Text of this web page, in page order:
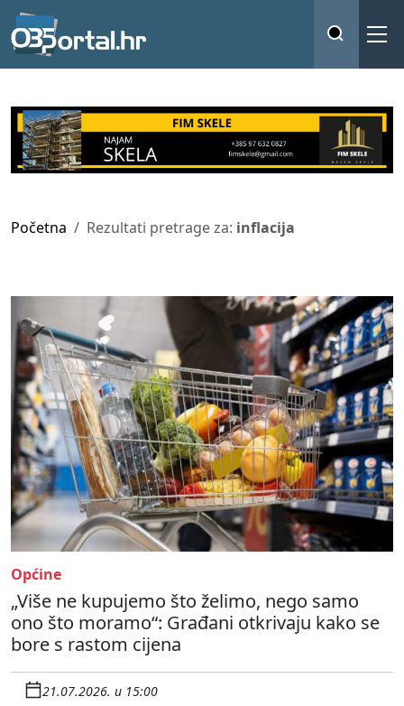
Početna Rezultati pretrage za: inflacija
Općine
„Više ne kupujemo što želimo, nego samo
ono što moramo“: Građani otkrivaju kako se
bore s rastom cijena
21.07.2026. u 15:00